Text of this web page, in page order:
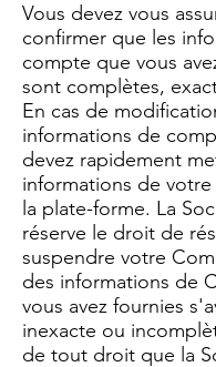
Vous devez vous
confirmer que les
compte que vous
sont complètes,
En cas de
informations de
devez rapidement
informations de
la plate-forme. La
réserve le droit de
suspendre votre
des informations de
vous avez fournies
inexacte ou
de tout droit que la